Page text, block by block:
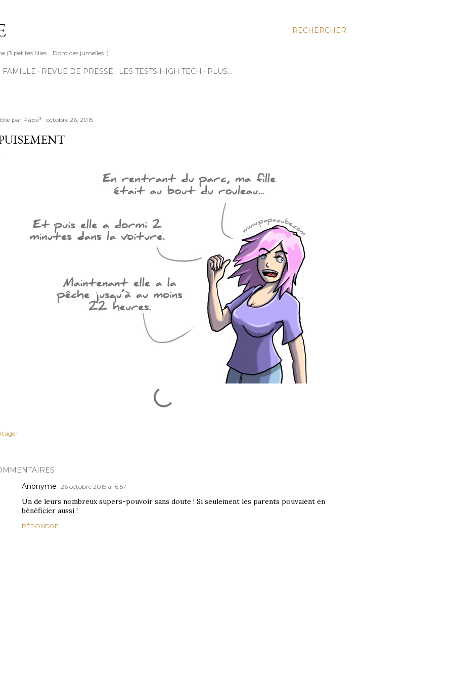
RECHERCHER
(3 petites filles... Dont des jumelles !)
FAMILLE REVUE DE PRESSE LES TESTS HIGH TECH PLUS…
par Papa³ octobre 26, 2015
Anonyme 26 octobre 2015 à 16:57
Un de leurs nombreux supers-pouvoir sans doute ! Si seulement les parents pouvaient en
bénéficier aussi !
RÉPONDRE